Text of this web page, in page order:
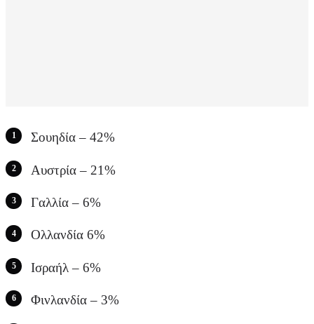
Σουηδία – 42%
Αυστρία – 21%
Γαλλία – 6%
Ολλανδία 6%
Ισραήλ – 6%
Φινλανδία – 3%